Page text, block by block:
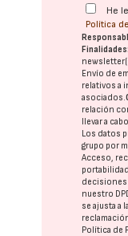
He
Política
Finalidades:
Envío de
relativos a
asociados.
relación
llevar a
Los datos
grupo por
Acceso,
decisiones
nuestro
se ajusta a
Política de